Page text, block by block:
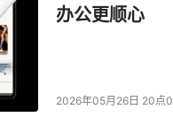
办公更顺心
2026年05月26日 20点